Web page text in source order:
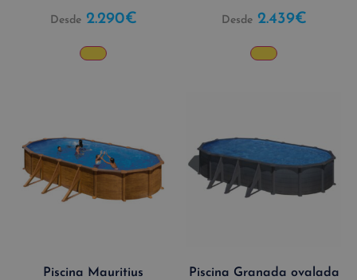
Desde 2.290€ Desde 2.439€
Piscina Mauritius
Piscina Granada ovalada